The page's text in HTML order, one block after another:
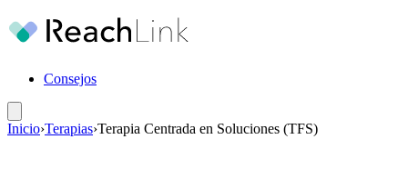
Consejos
Inicio›Terapias›Terapia Centrada en Soluciones (TFS)